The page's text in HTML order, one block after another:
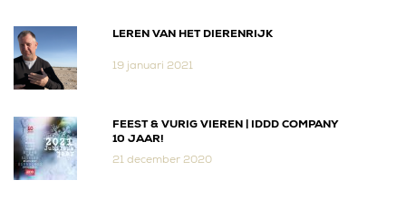
LEREN VAN HET DIERENRIJK
19 januari 2021
FEEST & VURIG VIEREN | IDDD COMPANY
10 JAAR!
21 december 2020